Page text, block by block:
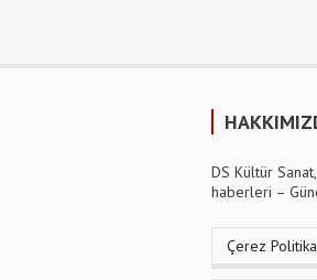
DS Kültür
haberleri –
Çerez